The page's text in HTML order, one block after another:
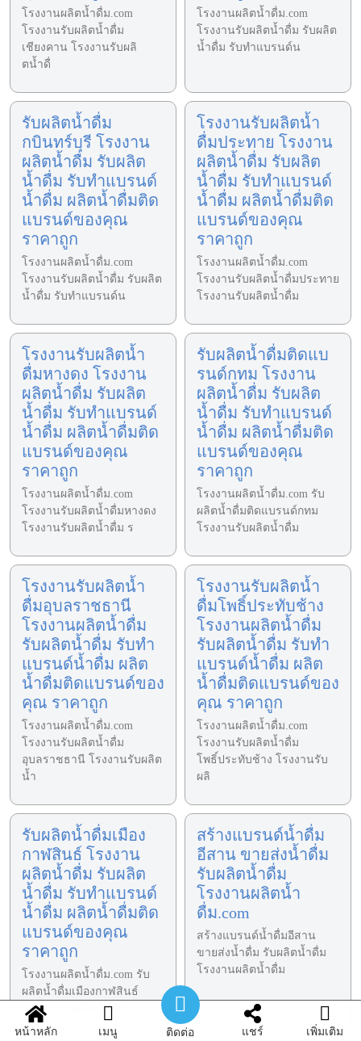
โรงงานผลิตน้ำดื่ม.com
โรงงานรับผลิตน้ำดื่ม
เชียงคาน โรงงานรับผลิ
ตน้ำดื่
โรงงานผลิตน้ำดื่ม.com
โรงงานรับผลิตน้ำดื่ม รับผลิต
น้ำดื่ม รับทำแบรนด์น
รับผลิตน้ำดื่ม
กบินทร์บุรี โรงงาน
ผลิตน้ำดื่ม รับผลิต
น้ำดื่ม รับทำแบรนด์
น้ำดื่ม ผลิตน้ำดื่มติด
แบรนด์ของคุณ
ราคาถูก
โรงงานผลิตน้ำดื่ม.com
โรงงานรับผลิตน้ำดื่ม รับผลิต
น้ำดื่ม รับทำแบรนด์น
โรงงานรับผลิตน้ำ
ดื่มประทาย โรงงาน
ผลิตน้ำดื่ม รับผลิต
น้ำดื่ม รับทำแบรนด์
น้ำดื่ม ผลิตน้ำดื่มติด
แบรนด์ของคุณ
ราคาถูก
โรงงานผลิตน้ำดื่ม.com
โรงงานรับผลิตน้ำดื่มประทาย
โรงงานรับผลิตน้ำดื่ม
โรงงานรับผลิตน้ำ
ดื่มหางดง โรงงาน
ผลิตน้ำดื่ม รับผลิต
น้ำดื่ม รับทำแบรนด์
น้ำดื่ม ผลิตน้ำดื่มติด
แบรนด์ของคุณ
ราคาถูก
โรงงานผลิตน้ำดื่ม.com
โรงงานรับผลิตน้ำดื่มหางดง
โรงงานรับผลิตน้ำดื่ม ร
รับผลิตน้ำดื่มติดแบ
รนด์กทม โรงงาน
ผลิตน้ำดื่ม รับผลิต
น้ำดื่ม รับทำแบรนด์
น้ำดื่ม ผลิตน้ำดื่มติด
แบรนด์ของคุณ
ราคาถูก
โรงงานผลิตน้ำดื่ม.com รับ
ผลิตน้ำดื่มติดแบรนด์กทม
โรงงานรับผลิตน้ำดื่ม
โรงงานรับผลิตน้ำ
ดื่มอุบลราชธานี
โรงงานผลิตน้ำดื่ม
รับผลิตน้ำดื่ม รับทำ
แบรนด์น้ำดื่ม ผลิต
น้ำดื่มติดแบรนด์ของ
คุณ ราคาถูก
โรงงานผลิตน้ำดื่ม.com
โรงงานรับผลิตน้ำดื่ม
อุบลราชธานี โรงงานรับผลิต
น้ำ
โรงงานรับผลิตน้ำ
ดื่มโพธิ์ประทับช้าง
โรงงานผลิตน้ำดื่ม
รับผลิตน้ำดื่ม รับทำ
แบรนด์น้ำดื่ม ผลิต
น้ำดื่มติดแบรนด์ของ
คุณ ราคาถูก
โรงงานผลิตน้ำดื่ม.com
โรงงานรับผลิตน้ำดื่ม
โพธิ์ประทับช้าง โรงงานรับ
ผลิ
รับผลิตน้ำดื่มเมือง
กาฬสินธ์ โรงงาน
ผลิตน้ำดื่ม รับผลิต
น้ำดื่ม รับทำแบรนด์
น้ำดื่ม ผลิตน้ำดื่มติด
แบรนด์ของคุณ
ราคาถูก
โรงงานผลิตน้ำดื่ม.com รับ
ผลิตน้ำดื่มเมืองกาฬสินธ์
โรงงานรับผลิตน้ำดื่ม
สร้างแบรนด์น้ำดื่ม
อีสาน ขายส่งน้ำดื่ม
รับผลิตน้ำดื่ม
โรงงานผลิตน้ำ
ดื่ม.com
สร้างแบรนด์น้ำดื่มอีสาน
ขายส่งน้ำดื่ม รับผลิตน้ำดื่ม
โรงงานผลิตน้ำดื่ม
หน้าหลัก เมนู ติดต่อ แชร์ เพิ่มเติม